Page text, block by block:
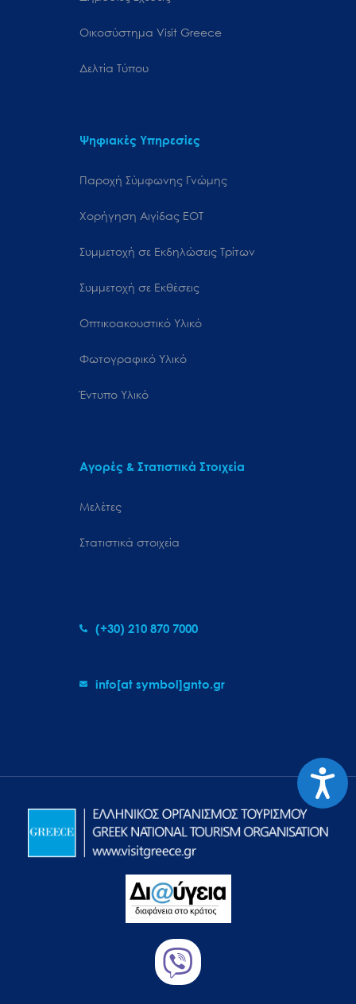
Oικοσύστημα Visit Greece
Δελτία Τύπου
Ψηφιακές Υπηρεσίες
Παροχή Σύμφωνης Γνώμης
Χορήγηση Αιγίδας ΕΟΤ
Συμμετοχή σε Εκδηλώσεις Τρίτων
Συμμετοχή σε Εκθέσεις
Οπτικοακουστικό Υλικό
Φωτογραφικό Υλικό
Έντυπο Υλικό
Αγορές & Στατιστικά Στοιχεία
Μελέτες
Στατιστικά στοιχεία
(+30) 210 870 7000
info[at symbol]gnto.gr